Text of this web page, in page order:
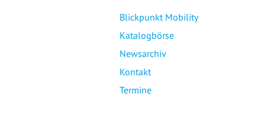
Blickpunkt Mobility
Katalogbörse
Newsarchiv
Kontakt
Termine